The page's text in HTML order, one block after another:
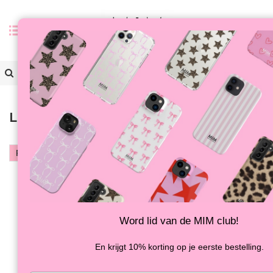
0
Terug
Last chance to buy
Filter
bekeken
-30% -43%
Word lid van de MIM club!
En krijgt 10% korting op je eerste bestelling.